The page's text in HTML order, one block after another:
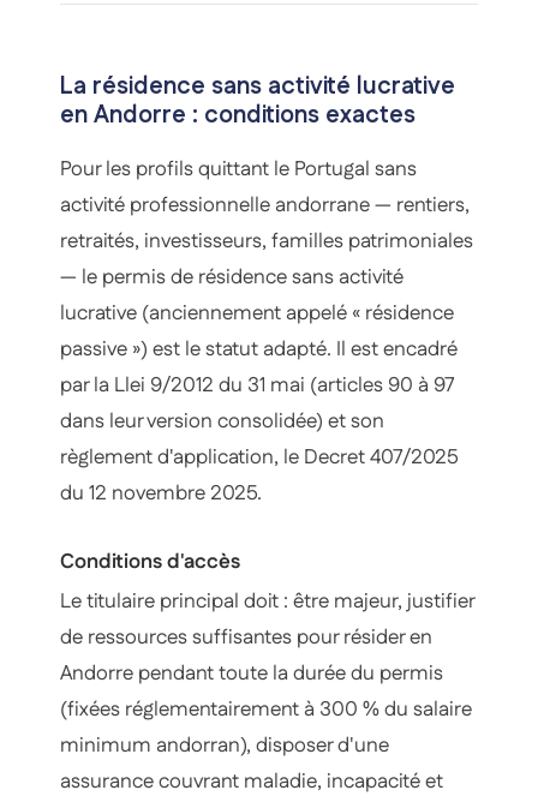
La résidence sans activité lucrative
en Andorre : conditions exactes
Pour les profils quittant le Portugal sans
activité professionnelle andorrane — rentiers,
retraités, investisseurs, familles patrimoniales
— le permis de résidence sans activité
lucrative (anciennement appelé « résidence
passive ») est le statut adapté. Il est encadré
par la Llei 9/2012 du 31 mai (articles 90 à 97
dans leur version consolidée) et son
règlement d'application, le Decret 407/2025
du 12 novembre 2025.
Conditions d'accès
Le titulaire principal doit : être majeur, justifier
de ressources suffisantes pour résider en
Andorre pendant toute la durée du permis
(fixées réglementairement à 300 % du salaire
minimum andorran), disposer d'une
assurance couvrant maladie, incapacité et